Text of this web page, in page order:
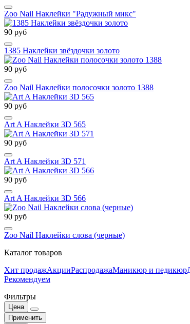
Zoo Nail Наклейки "Радужный микс"
90 руб
1385 Наклейки звёздочки золото
90 руб
Zoo Nail Наклейки полосочки золото 1388
90 руб
Art A Наклейки 3D 565
90 руб
Art A Наклейки 3D 571
90 руб
Art A Наклейки 3D 566
90 руб
Zoo Nail Наклейки слова (черные)
Каталог товаров
Хит продажАкцииРаспродажаМаникюр и педикюр
Рекомендуем
Фильтры
Цена
Применить